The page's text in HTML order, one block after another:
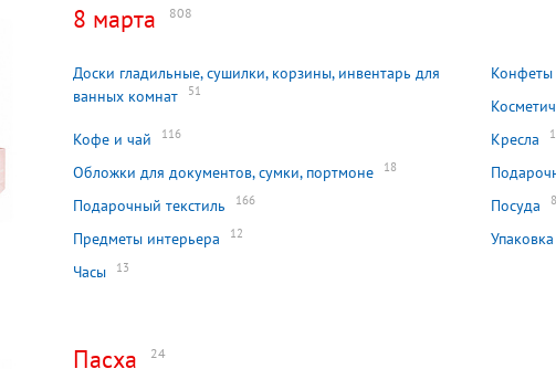
8 марта 808
Доски гладильные, сушилки, корзины, инвентарь для
ванных комнат
51
Конфеты
Кофе и чай 116 Кресла
Обложки для документов, сумки, портмоне 18
Подарочный текстиль 166 Посуда
Предметы интерьера 12
Часы 13
Пасха 24